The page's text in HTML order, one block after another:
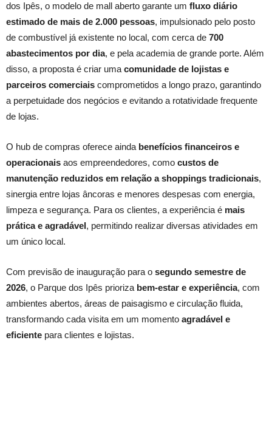
dos Ipês, o modelo de mall aberto garante um fluxo diário
estimado de mais de 2.000 pessoas, impulsionado pelo posto
de combustível já existente no local, com cerca de 700
abastecimentos por dia, e pela academia de grande porte. Além
disso, a proposta é criar uma comunidade de lojistas e
parceiros comerciais comprometidos a longo prazo, garantindo
a perpetuidade dos negócios e evitando a rotatividade frequente
de lojas.
O hub de compras oferece ainda benefícios financeiros e
operacionais aos empreendedores, como custos de
manutenção reduzidos em relação a shoppings tradicionais,
sinergia entre lojas âncoras e menores despesas com energia,
limpeza e segurança. Para os clientes, a experiência é mais
prática e agradável, permitindo realizar diversas atividades em
um único local.
Com previsão de inauguração para o segundo semestre de
2026, o Parque dos Ipês prioriza bem-estar e experiência, com
ambientes abertos, áreas de paisagismo e circulação fluida,
transformando cada visita em um momento agradável e
eficiente para clientes e lojistas.